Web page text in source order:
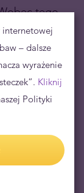
tego,
się
zacieśniania
przyszłości.
– w chwili
w
zmniejsza
internetowej
– dalsze
wyrażenie
Kliknij
Polityki